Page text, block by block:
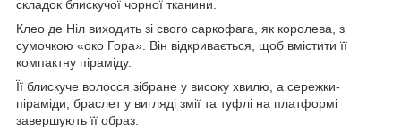
складок блискучої чорної тканини.
Клео де Ніл виходить зі свого саркофага, як королева, з
сумочкою «око Гора». Він відкривається, щоб вмістити її
компактну піраміду.
Її блискуче волосся зібране у високу хвилю, а сережки-
піраміди, браслет у вигляді змії та туфлі на платформі
завершують її образ.